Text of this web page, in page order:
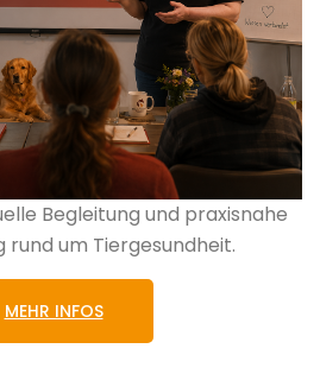
Begleitung und praxisnahe
rund um Tiergesundheit.
MEHR INFOS